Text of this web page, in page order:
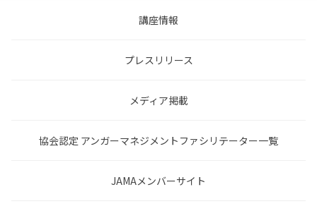
講座情報
プレスリリース
メディア掲載
協会認定 アンガーマネジメントファシリテーター一覧
JAMAメンバーサイト